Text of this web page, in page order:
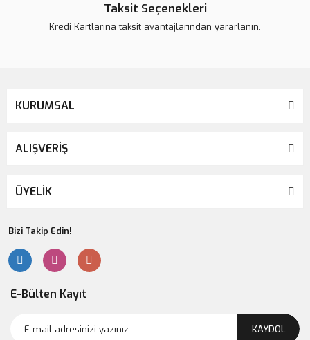
Taksit Seçenekleri
Kredi Kartlarına taksit avantajlarından yararlanın.
KURUMSAL
ALIŞVERİŞ
ÜYELİK
Bizi Takip Edin!
E-Bülten Kayıt
KAYDOL